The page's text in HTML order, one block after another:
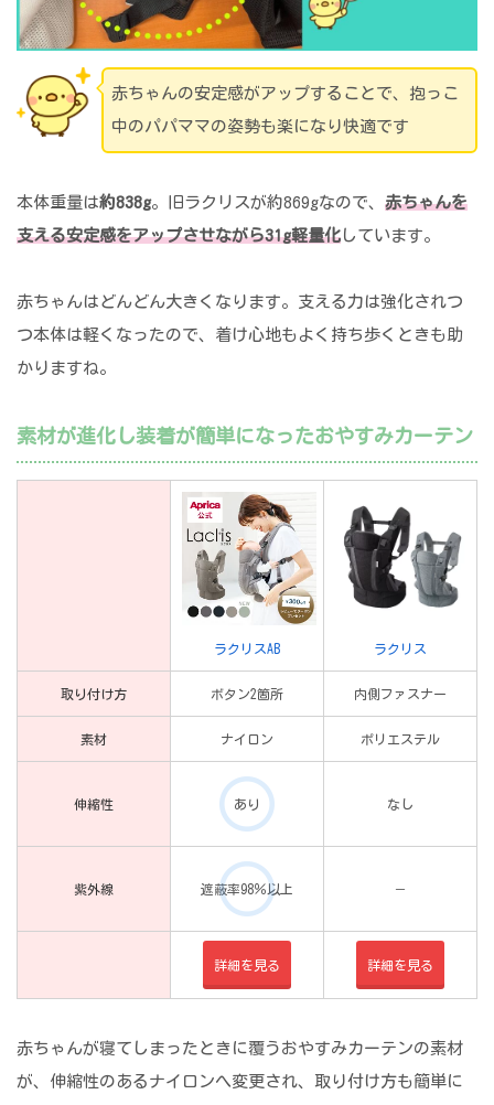
赤ちゃんの安定感がアップすることで、抱っこ
中のパパママの姿勢も楽になり快適です
本体重量は約838g。旧ラクリスが約869gなので、 赤ちゃんを
支える安定感をアップさせながら31g軽量化 しています。
赤ちゃんはどんどん大きくなります。支える力は強化されつ
つ本体は軽くなったので、着け心地もよく持ち歩くときも助
かりますね。
素材が進化し装着が簡単になったおやすみカーテン
ラクリスAB ラクリス
取り付け方 ボタン2箇所 内側ファスナー
素材 ナイロン ポリエステル
伸縮性 あり なし
紫外線 遮蔽率98％以上 －
詳細を見る 詳細を見る
赤ちゃんが寝てしまったときに覆うおやすみカーテンの素材
が、伸縮性のあるナイロンへ変更され、取り付け方も簡単に